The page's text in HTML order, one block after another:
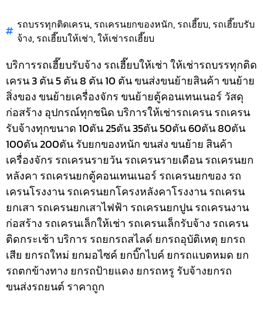
รถบรรทุกติดเครน, รถเครนยกของหนัก, รถเฮี๊ยบ, รถเฮี๊ยบรับ
จ้าง, รถเฮี๊ยบให้เช่า,ให้เช่ารถเฮี๊ยบ
บริการรถเฮี๊ยบรับจ้าง รถเฮี๊ยบให้เช่า ให้เช่ารถบรรทุกติด
เครน 3 ตัน 5 ตัน 8 ตัน 10 ตัน ขนส่งขนย้ายสินค้า ขนย้าย
สิ่งของ ขนย้ายเครื่องจักร ขนย้ายตู้คอนเทนเนอร์ วัสดุ
ก่อสร้าง อุปกรณ์ทุกชนิดบริการให้เช่ารถเครน รถเครน
รับจ้างทุกขนาด 10ตัน 25ตัน 35ตัน 50ตัน 60ตัน 80ตัน
100ตัน 200ตัน รับยกของหนัก ขนส่ง ขนย้าย สินค้า
เครื่องจักร รถเครนรายวัน รถเครนรายเดือน รถเครนยก
หลังคา รถเครนยกตู้คอนเทนเนอร์ รถเครนยกของ รถ
เครนโรงงาน รถเครนยกโครงหลังคาโรงงาน รถเครน
ยกเสา รถเครนยกเสาไฟฟ้า รถเครนยกปูน รถเครนงาน
ก่อสร้าง รถเครนเล็กให้เช่า รถเครนเล็กรับจ้าง รถเครน
ติดกระเช้าบริการ รถยกรถสไลด์ ยกรถอุบัติเหตุ ยกรถ
เสีย ยกรถใหม่ ยกมอไซค์ ยกบิ๊กไบค์ ยกรถแบตหมด ยก
รถตกข้างทาง ยกรถป้ายแดง ยกรถหรู รับจ้างยกรถ
ขนส่งรถยนต์ ราคาถูก